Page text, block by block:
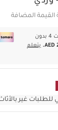
المضافة
تقسيم على دفعات 4 بدون
AED
يتعلم
غير بالأثاث التي